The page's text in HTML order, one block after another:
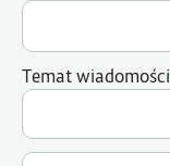
Temat wiadomości